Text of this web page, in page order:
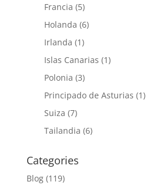
Francia (5)
Holanda (6)
Irlanda (1)
Islas Canarias (1)
Polonia (3)
Principado de Asturias (1)
Suiza (7)
Tailandia (6)
Categories
Blog(119)